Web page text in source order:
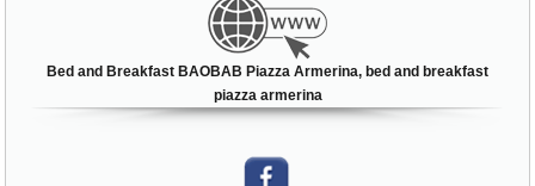
Bed and Breakfast BAOBAB Piazza Armerina, bed and breakfast
piazza armerina